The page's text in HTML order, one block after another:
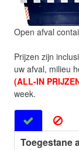
Open afval
Prijzen zijn
uw afval, milieu
(ALL-IN
week.
Toegestane